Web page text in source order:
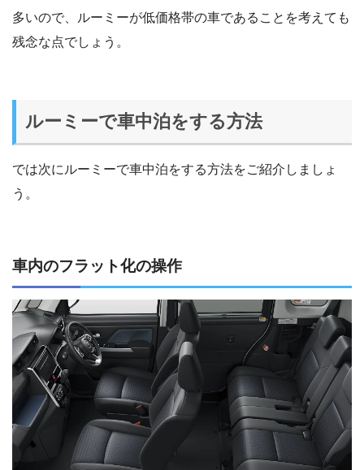
多いので、ルーミーが低価格帯の車であることを考えても
残念な点でしょう。
ルーミーで車中泊をする方法
では次にルーミーで車中泊をする方法をご紹介しましょ
う。
車内のフラット化の操作